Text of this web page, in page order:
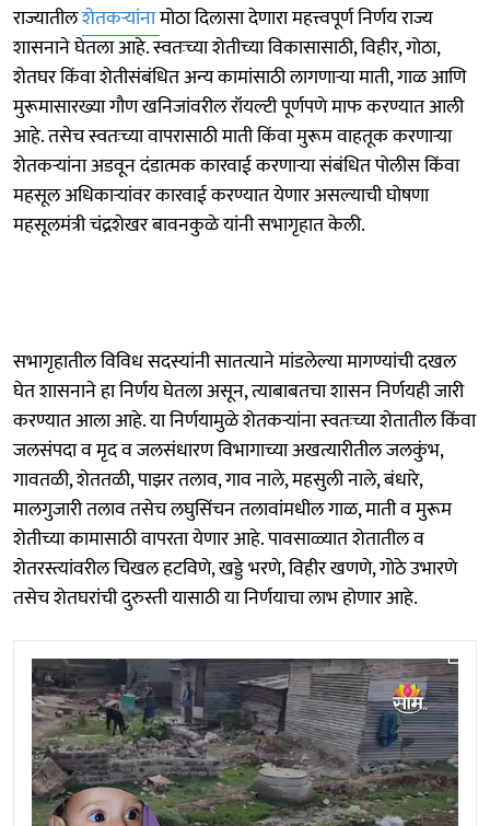
राज्यातीलशेतकऱ्यांनामोठा दिलासा देणारा महत्त्वपूर्ण निर्णय राज्य
शासनाने घेतला आहे. स्वतःच्या शेतीच्या विकासासाठी, विहीर, गोठा,
शेतघर किंवा शेतीसंबंधित अन्य कामांसाठी लागणाऱ्या माती, गाळ आणि
मुरूमासारख्या गौण खनिजांवरील रॉयल्टी पूर्णपणे माफ करण्यात आली
आहे. तसेच स्वतःच्या वापरासाठी माती किंवा मुरूम वाहतूक करणाऱ्या
शेतकऱ्यांना अडवून दंडात्मक कारवाई करणाऱ्या संबंधित पोलीस किंवा
महसूल अधिकाऱ्यांवर कारवाई करण्यात येणार असल्याची घोषणा
महसूलमंत्री चंद्रशेखर बावनकुळे यांनी सभागृहात केली.
सभागृहातील विविध सदस्यांनी सातत्याने मांडलेल्या मागण्यांची दखल
घेत शासनाने हा निर्णय घेतला असून, त्याबाबतचा शासन निर्णयही जारी
करण्यात आला आहे. या निर्णयामुळे शेतकऱ्यांना स्वतःच्या शेतातील किंवा
जलसंपदा व मृद व जलसंधारण विभागाच्या अखत्यारीतील जलकुंभ,
गावतळी, शेततळी, पाझर तलाव, गाव नाले, महसुली नाले, बंधारे,
मालगुजारी तलाव तसेच लघुसिंचन तलावांमधील गाळ, माती व मुरूम
शेतीच्या कामासाठी वापरता येणार आहे. पावसाळ्यात शेतातील व
शेतरस्त्यांवरील चिखल हटविणे, खड्डे भरणे, विहीर खणणे, गोठे उभारणे
तसेच शेतघरांची दुरुस्ती यासाठी या निर्णयाचा लाभ होणार आहे.